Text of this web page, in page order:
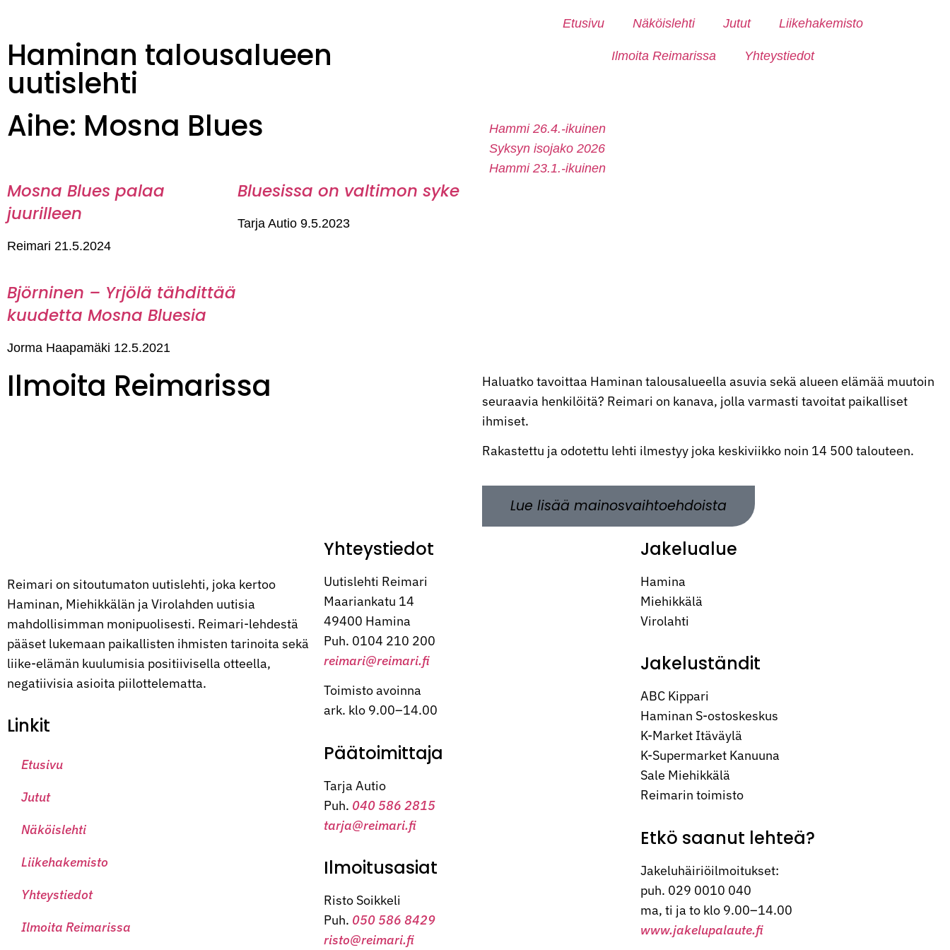
Haminan talousalueen
uutislehti
Etusivu Näköislehti Jutut Liikehakemisto
Ilmoita Reimarissa Yhteystiedot
Aihe: Mosna Blues
Mosna Blues palaa
juurilleen
Reimari 21.5.2024
Bluesissa on valtimon syke
Tarja Autio 9.5.2023
Björninen – Yrjölä tähdittää
kuudetta Mosna Bluesia
Jorma Haapamäki 12.5.2021
Hammi 26.4.-ikuinen
Syksyn isojako 2026
Hammi 23.1.-ikuinen
Ilmoita Reimarissa
Haluatko tavoittaa Haminan talousalueella asuvia sekä alueen elämää muutoin
seuraavia henkilöitä? Reimari on kanava, jolla varmasti tavoitat paikalliset
ihmiset.
Rakastettu ja odotettu lehti ilmestyy joka keskiviikko noin 14 500 talouteen.
Lue lisää mainosvaihtoehdoista
Reimari on sitoutumaton uutislehti, joka kertoo
Haminan, Miehikkälän ja Virolahden uutisia
mahdollisimman monipuolisesti. Reimari-lehdestä
pääset lukemaan paikallisten ihmisten tarinoita sekä
liike-elämän kuulumisia positiivisella otteella,
negatiivisia asioita piilottelematta.
Linkit
Etusivu
Jutut
Näköislehti
Liikehakemisto
Yhteystiedot
Ilmoita Reimarissa
Yhteystiedot
Uutislehti Reimari
Maariankatu 14
49400 Hamina
Puh. 0104 210 200
reimari@reimari.fi
Toimisto avoinna
ark. klo 9.00–14.00
Päätoimittaja
Tarja Autio
Puh. 040 586 2815
tarja@reimari.fi
Ilmoitusasiat
Risto Soikkeli
Puh. 050 586 8429
risto@reimari.fi
Jakelualue
Hamina
Miehikkälä
Virolahti
Jakeluständit
ABC Kippari
Haminan S-ostoskeskus
K-Market Itäväylä
K-Supermarket Kanuuna
Sale Miehikkälä
Reimarin toimisto
Etkö saanut lehteä?
Jakeluhäiriöilmoitukset:
puh. 029 0010 040
ma, ti ja to klo 9.00–14.00
www.jakelupalaute.fi